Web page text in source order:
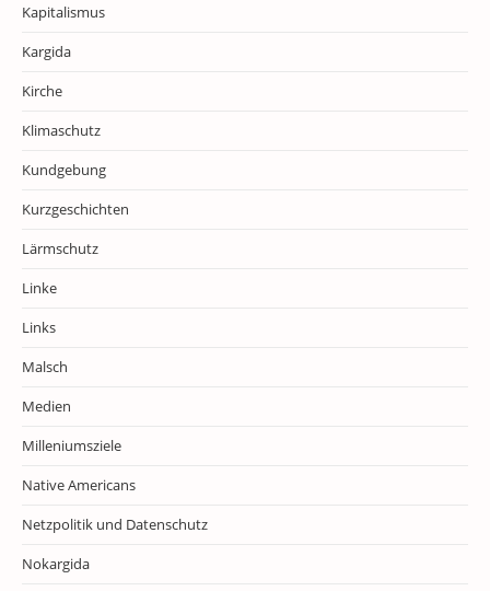
Kapitalismus
Kargida
Kirche
Klimaschutz
Kundgebung
Kurzgeschichten
Lärmschutz
Linke
Links
Malsch
Medien
Milleniumsziele
Native Americans
Netzpolitik und Datenschutz
Nokargida